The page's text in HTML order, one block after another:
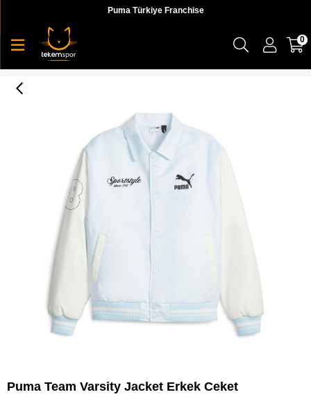
Puma Türkiye Franchise
0
Puma Team Varsity Jacket Erkek Ceket